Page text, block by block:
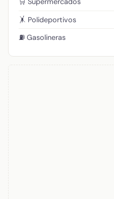
🤸 Polideportivos
⛽ Gasolineras